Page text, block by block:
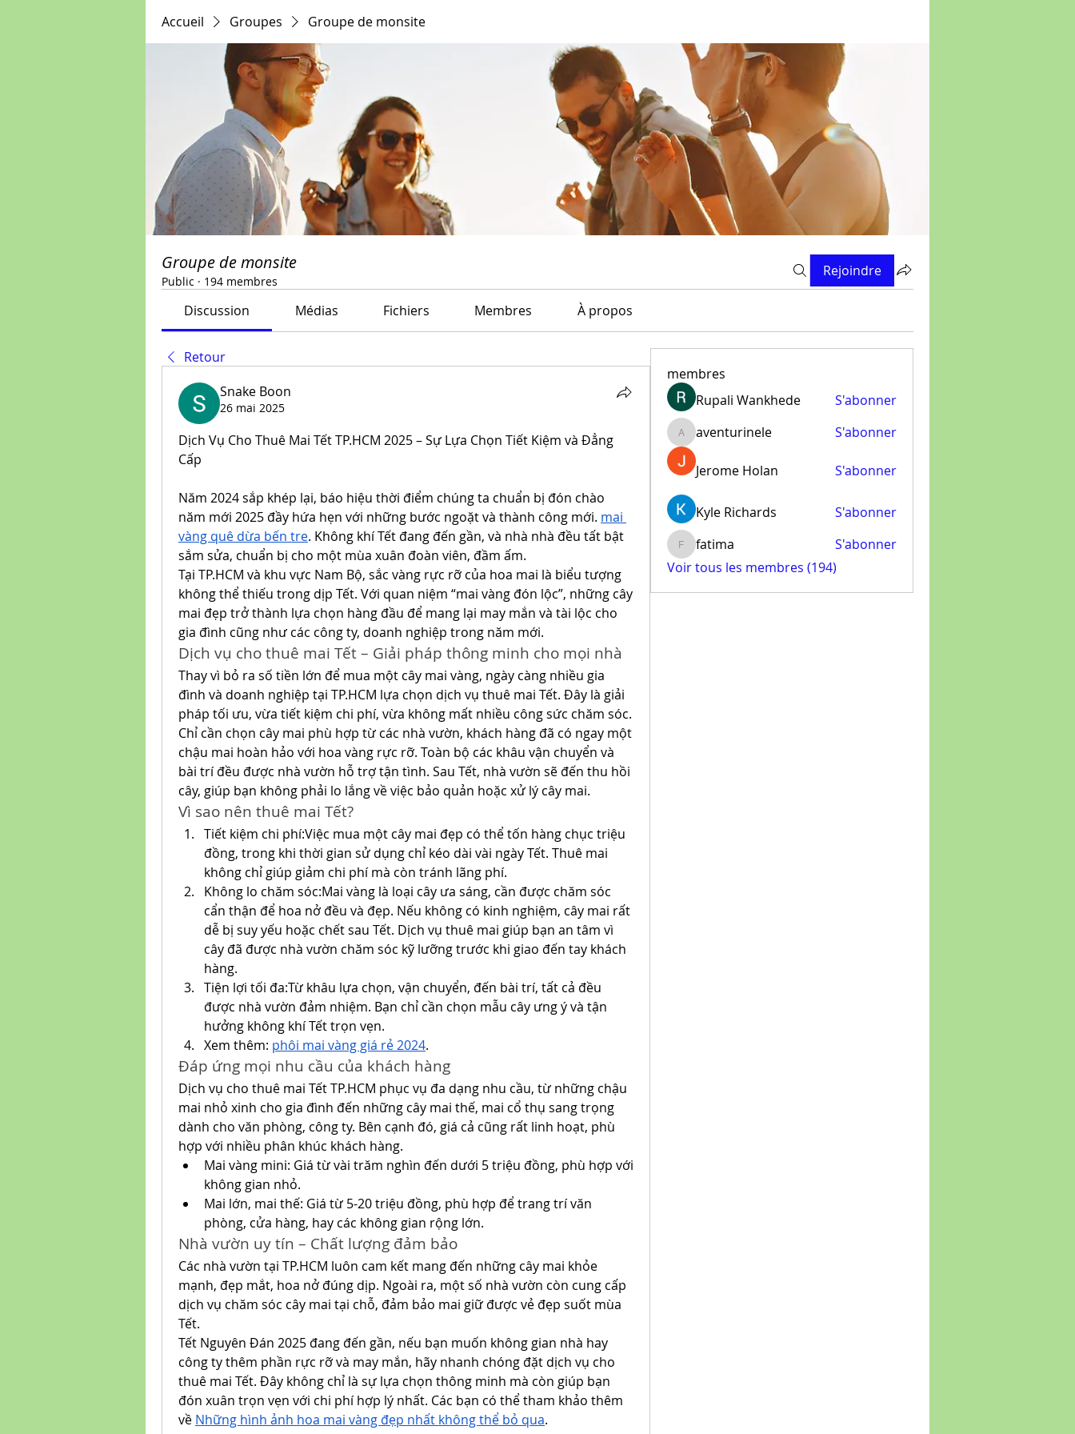
Accueil Groupes Groupe de monsite
Groupe de monsite
Public · 194 membres
Rejoindre
Discussion Médias Fichiers Membres À propos
Retour
Snake Boon
26 mai 2025
Dịch Vụ Cho Thuê Mai Tết TP.HCM 2025 – Sự Lựa Chọn Tiết Kiệm và Đẳng
Cấp
Năm 2024 sắp khép lại, báo hiệu thời điểm chúng ta chuẩn bị đón chào
năm mới 2025 đầy hứa hẹn với những bước ngoặt và thành công mới. mai
vàng quê dừa bến tre. Không khí Tết đang đến gần, và nhà nhà đều tất bật
sắm sửa, chuẩn bị cho một mùa xuân đoàn viên, đầm ấm.
Tại TP.HCM và khu vực Nam Bộ, sắc vàng rực rỡ của hoa mai là biểu tượng
không thể thiếu trong dịp Tết. Với quan niệm “mai vàng đón lộc”, những cây
mai đẹp trở thành lựa chọn hàng đầu để mang lại may mắn và tài lộc cho
gia đình cũng như các công ty, doanh nghiệp trong năm mới.
Dịch vụ cho thuê mai Tết – Giải pháp thông minh cho mọi nhà
Thay vì bỏ ra số tiền lớn để mua một cây mai vàng, ngày càng nhiều gia
đình và doanh nghiệp tại TP.HCM lựa chọn dịch vụ thuê mai Tết. Đây là giải
pháp tối ưu, vừa tiết kiệm chi phí, vừa không mất nhiều công sức chăm sóc.
Chỉ cần chọn cây mai phù hợp từ các nhà vườn, khách hàng đã có ngay một
chậu mai hoàn hảo với hoa vàng rực rỡ. Toàn bộ các khâu vận chuyển và
bài trí đều được nhà vườn hỗ trợ tận tình. Sau Tết, nhà vườn sẽ đến thu hồi
cây, giúp bạn không phải lo lắng về việc bảo quản hoặc xử lý cây mai.
Vì sao nên thuê mai Tết?
Tiết kiệm chi phí:Việc mua một cây mai đẹp có thể tốn hàng chục triệu
đồng, trong khi thời gian sử dụng chỉ kéo dài vài ngày Tết. Thuê mai
không chỉ giúp giảm chi phí mà còn tránh lãng phí.
Không lo chăm sóc:Mai vàng là loại cây ưa sáng, cần được chăm sóc
cẩn thận để hoa nở đều và đẹp. Nếu không có kinh nghiệm, cây mai rất
dễ bị suy yếu hoặc chết sau Tết. Dịch vụ thuê mai giúp bạn an tâm vì
cây đã được nhà vườn chăm sóc kỹ lưỡng trước khi giao đến tay khách
hàng.
Tiện lợi tối đa:Từ khâu lựa chọn, vận chuyển, đến bài trí, tất cả đều
được nhà vườn đảm nhiệm. Bạn chỉ cần chọn mẫu cây ưng ý và tận
hưởng không khí Tết trọn vẹn.
Xem thêm: phôi mai vàng giá rẻ 2024.
Đáp ứng mọi nhu cầu của khách hàng
Dịch vụ cho thuê mai Tết TP.HCM phục vụ đa dạng nhu cầu, từ những chậu
mai nhỏ xinh cho gia đình đến những cây mai thế, mai cổ thụ sang trọng
dành cho văn phòng, công ty. Bên cạnh đó, giá cả cũng rất linh hoạt, phù
hợp với nhiều phân khúc khách hàng.
Mai vàng mini: Giá từ vài trăm nghìn đến dưới 5 triệu đồng, phù hợp với
không gian nhỏ.
Mai lớn, mai thế: Giá từ 5-20 triệu đồng, phù hợp để trang trí văn
phòng, cửa hàng, hay các không gian rộng lớn.
Nhà vườn uy tín – Chất lượng đảm bảo
Các nhà vườn tại TP.HCM luôn cam kết mang đến những cây mai khỏe
mạnh, đẹp mắt, hoa nở đúng dịp. Ngoài ra, một số nhà vườn còn cung cấp
dịch vụ chăm sóc cây mai tại chỗ, đảm bảo mai giữ được vẻ đẹp suốt mùa
Tết.
Tết Nguyên Đán 2025 đang đến gần, nếu bạn muốn không gian nhà hay
công ty thêm phần rực rỡ và may mắn, hãy nhanh chóng đặt dịch vụ cho
thuê mai Tết. Đây không chỉ là sự lựa chọn thông minh mà còn giúp bạn
đón xuân trọn vẹn với chi phí hợp lý nhất. Các bạn có thể tham khảo thêm
về Những hình ảnh hoa mai vàng đẹp nhất không thể bỏ qua.
membres
Rupali Wankhede
S'abonner
aventurinele
aventurinele S'abonner
Jerome Holan S'abonner
Kyle Richards S'abonner
fatima
fatima
S'abonner
Voir tous les membres (194)